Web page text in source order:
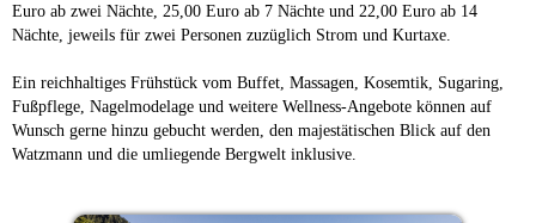
Euro ab zwei Nächte, 25,00 Euro ab 7 Nächte und 22,00 Euro ab 14
Nächte, jeweils für zwei Personen zuzüglich Strom und Kurtaxe.
Ein reichhaltiges Frühstück vom Buffet, Massagen, Kosemtik, Sugaring,
Fußpflege, Nagelmodelage und weitere Wellness-Angebote können auf
Wunsch gerne hinzu gebucht werden, den majestätischen Blick auf den
Watzmann und die umliegende Bergwelt inklusive.